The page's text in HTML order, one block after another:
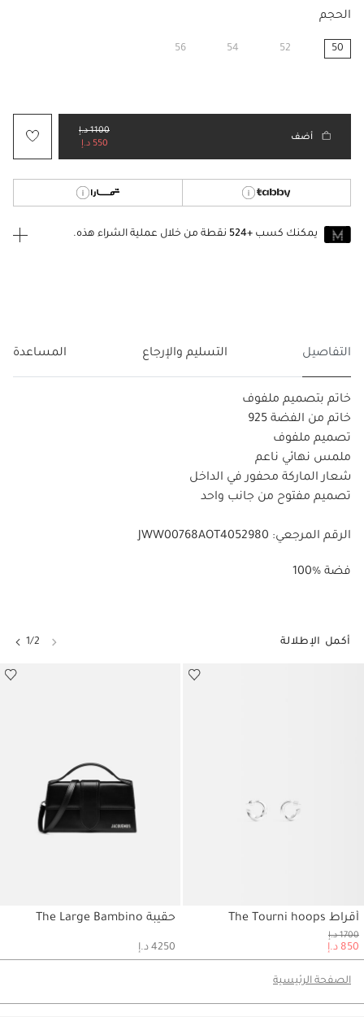
الحجم
50
52
54
56
أضف
1100 د.إ
550 د.إ
يمكنك كسب +524
نقطة من خلال عملية الشراء هذه.
التفاصيل التسليم والإرجاع المساعدة
خاتم بتصميم ملفوف
خاتم من الفضة 925
تصميم ملفوف
ملمس نهائي ناعم
شعار الماركة محفور في الداخل
تصميم مفتوح من جانب واحد
الرقم المرجعي: JWW00768AOT4052980
100% فضة
أكمل الإطلالة
أقراط The Tourni hoops
حسابي
1700 د.إ
850 د.إ
حقيبة The Large Bambino
حسابي
4250 د.إ
1/2
الصفحة الرئيسية